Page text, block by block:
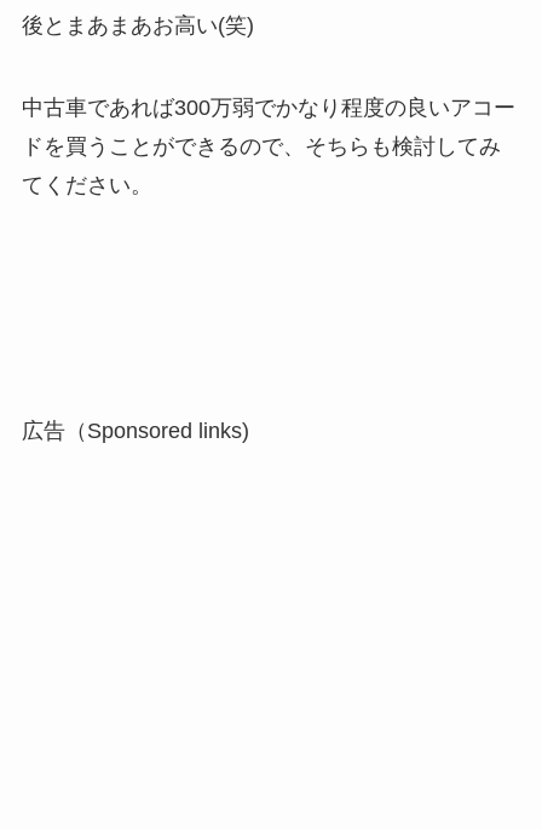
後とまあまあお高い(笑)
中古車であれば300万弱でかなり程度の良いアコー
ドを買うことができるので、そちらも検討してみ
てください。
広告（Sponsored links)